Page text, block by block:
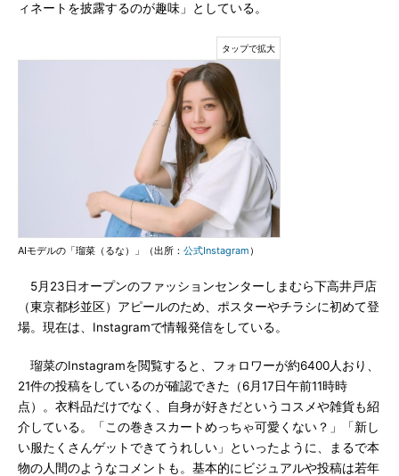
ィネートを披露するのが趣味」としている。
AIモデルの「瑠菜（るな）」（出所： 公式Instagram）
5月23日オープンのファッションセンターしまむら下高井戸店
（東京都杉並区）アピールのため、ポスターやチラシに初めて登
場。現在は、Instagramで情報発信をしている。
瑠菜のInstagramを閲覧すると、フォロワーが約6400人おり、
21件の投稿をしているのが確認できた（6月17日午前11時時
点）。衣料品だけでなく、自身が好きだというコスメや雑貨も紹
介している。「この巻きスカートめっちゃ可愛くない？」「新し
い服たくさんゲットできてうれしい」といったように、まるで本
物の人間のようなコメントも。基本的にビジュアルや投稿は若年